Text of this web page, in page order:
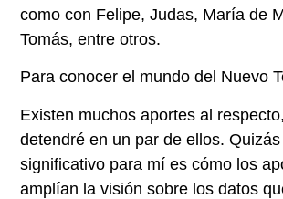
como con Felipe, Judas, María de
Tomás, entre otros.
Para conocer el mundo del Nuevo
Existen muchos aportes al
detendré en un par de ellos.
significativo para mí es cómo los
amplían la visión sobre los datos